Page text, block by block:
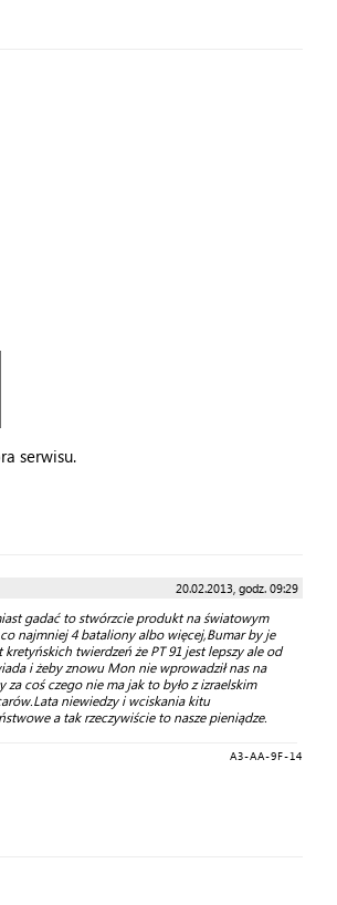
serwisu.
20.02.2013, godz. 09:29
gadać to stwórzcie produkt na światowym
najmniej 4 bataliony albo więcej,Bumar by je
twierdzeń że PT 91 jest lepszy ale od
i żeby znowu Mon nie wprowadził nas na
coś czego nie ma jak to było z izraelskim
niewiedzy i wciskania kitu
a tak rzeczywiście to nasze pieniądze.
A3-AA-9F-14